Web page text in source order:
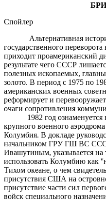
Спойлер
Альтернативная история.
государственного
приходит проамериканский
результате чего СССР
полезных ископаемых,
золото. В период с 1975 по
американских военных
реформирует и
очаги сопротивления
1982 год ознаменуется
крупного военного
Колумбия. В докладе
начальником ГРУ ГШ ВС
Ивашутиным, указывается
использовать Колумбию как
Тихом океане, о чем
присутствия США на
присутствие части сил
войск специального